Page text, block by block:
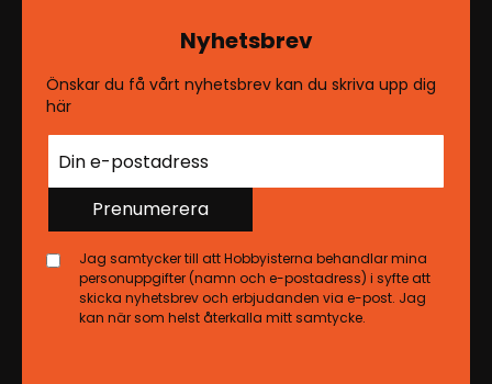
Nyhetsbrev
Önskar du få vårt nyhetsbrev kan du skriva upp dig
här
Prenumerera
Jag samtycker till att Hobbyisterna behandlar mina
personuppgifter (namn och e-postadress) i syfte att
skicka nyhetsbrev och erbjudanden via e-post. Jag
kan när som helst återkalla mitt samtycke.